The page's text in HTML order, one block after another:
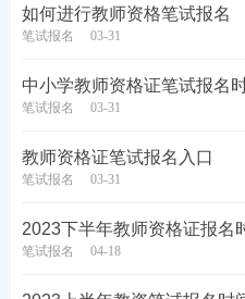
如何进行教师资格笔试报名
笔试报名 03-31
中小学教师资格证笔试报名
笔试报名 03-31
教师资格证笔试报名入口
笔试报名 03-31
2023下半年教师资格证报名
笔试报名 04-18